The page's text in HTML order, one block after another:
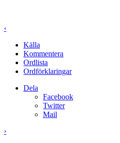
‹
Källa
Kommentera
Ordlista
Ordförklaringar
Dela
Facebook
Twitter
Mail
›